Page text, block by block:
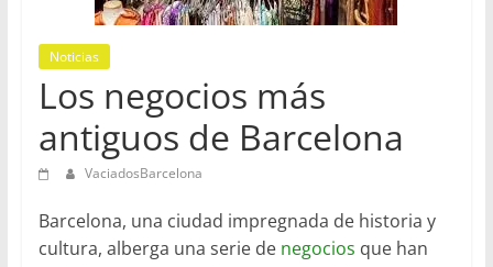
Barcelona
Noticias
Los negocios más
antiguos de Barcelona
VaciadosBarcelona
Barcelona, una ciudad impregnada de historia y
cultura, alberga una serie de negocios que han